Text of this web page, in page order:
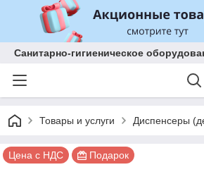
Санитарно-гигиеническое
Товары и услуги Диспенсеры
Цена с НДС Подарок